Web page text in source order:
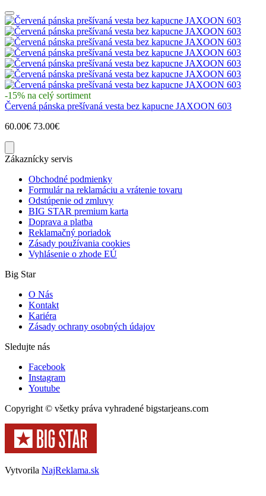
-15% na celý sortiment
Červená pánska prešívaná vesta bez kapucne JAXOON 603
60.00€ 73.00€
Zákaznícky servis
Obchodné podmienky
Formulár na reklamáciu a vrátenie tovaru
Odstúpenie od zmluvy
BIG STAR premium karta
Doprava a platba
Reklamačný poriadok
Zásady používania cookies
Vyhlásenie o zhode EÚ
Big Star
O Nás
Kontakt
Kariéra
Zásady ochrany osobných údajov
Sledujte nás
Facebook
Instagram
Youtube
Copyright © všetky práva vyhradené bigstarjeans.com
Vytvorila NajReklama.sk